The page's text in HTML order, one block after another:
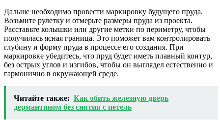
Дальше необходимо провести маркировку будущего пруда.
Возьмите рулетку и отмерьте размеры пруда из проекта.
Расставьте колышки или другие метки по периметру, чтобы
получилась ясная граница. Это поможет вам контролировать
глубину и форму пруда в процессе его создания. При
маркировке убедитесь, что пруд будет иметь плавный контур,
без острых углов и изгибов, чтобы он выглядел естественно и
гармонично в окружающей среде.
Читайте также: Как обить железную дверь
дермантином без снятия с петель